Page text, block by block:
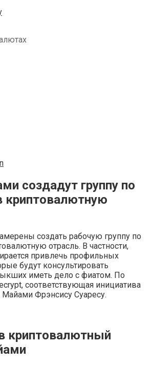
создадут группу по
криптовалютную
создать рабочую группу по
отрасль. В частности,
привлечь профильных
будут консультировать
иметь дело с фиатом. По
соответствующая инициатива
Фрэнсису Суаресу.
криптовалютный